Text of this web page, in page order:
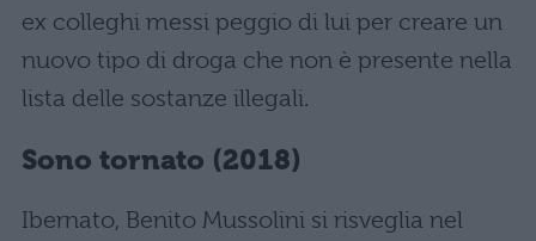
ex colleghi messi peggio di lui per creare un
nuovo tipo di droga che non è presente nella
lista delle sostanze illegali.
Sono tornato (2018)
Ibernato, Benito Mussolini si risveglia nel